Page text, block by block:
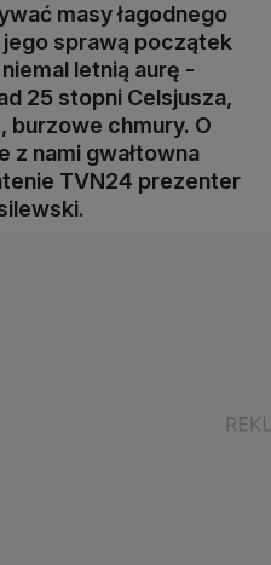
masy łagodnego
sprawą początek
letnią aurę -
25 stopni Celsjusza,
burzowe chmury. O
z nami gwałtowna
TVN24 prezenter